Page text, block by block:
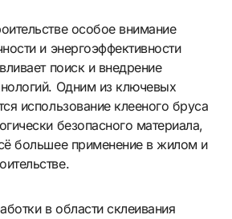
и энергоэффективности
поиск и внедрение
Одним из ключевых
использование клееного бруса
безопасного материала,
большее применение в жилом и
в области склеивания